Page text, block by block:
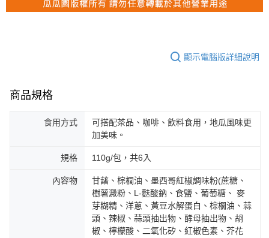
顯示電腦版詳細說明
商品規格
食用方式
可搭配茶品、咖啡、飲料食用，地瓜風味更
加美味。
規格 110g/包，共6入
內容物
甘藷、棕櫚油、墨西哥紅椒調味粉(蔗糖、
樹薯澱粉、L-麩酸鈉、食鹽、葡萄糖、 麥
芽糊精、洋蔥、黃豆水解蛋白、棕櫚油、蒜
頭、辣椒、蒜頭抽出物、酵母抽出物、胡
椒、檸檬酸、二氧化矽、紅椒色素、芥花